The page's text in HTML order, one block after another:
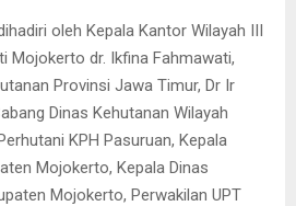
oleh Kepala Kantor Wilayah III
Mojokerto dr. Ikfina Fahmawati,
Provinsi Jawa Timur, Dr Ir
Dinas Kehutanan Wilayah
KPH Pasuruan, Kepala
Mojokerto, Kepala Dinas
Mojokerto, Perwakilan UPT